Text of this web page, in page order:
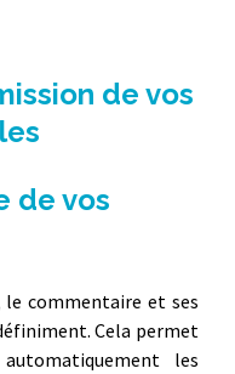
de vos
de vos
le commentaire et ses
Cela permet
les